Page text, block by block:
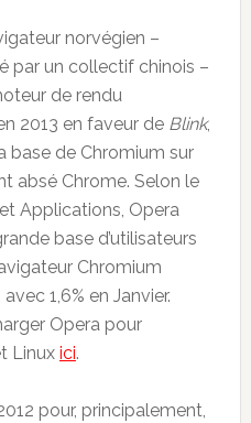
norvégien –
par un collectif chinois –
de rendu
2013 en faveur de Blink,
base de Chromium sur
absé Chrome. Selon le
Applications, Opera
base d’utilisateurs
Chromium
1,6% en Janvier.
Opera pour
Linux ici.
pour, principalement,